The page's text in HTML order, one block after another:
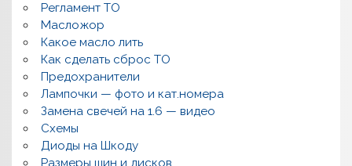
к
и
,
р
е
м
о
н
т
,
в
о
Регламент ТО
Масложор
Какое масло лить
Как сделать сброс ТО
Предохранители
Лампочки — фото и кат.номера
Замена свечей на 1.6 — видео
Схемы
Диоды на Шкоду
Размеры шин и дисков